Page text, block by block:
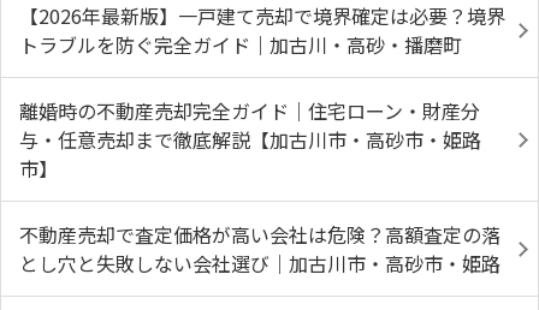
【2026年最新版】一戸建て売却で境界確定は必要？境界
トラブルを防ぐ完全ガイド｜加古川・高砂・播磨町
離婚時の不動産売却完全ガイド｜住宅ローン・財産分
与・任意売却まで徹底解説【加古川市・高砂市・姫路
市】
不動産売却で査定価格が高い会社は危険？高額査定の落
とし穴と失敗しない会社選び｜加古川市・高砂市・姫路